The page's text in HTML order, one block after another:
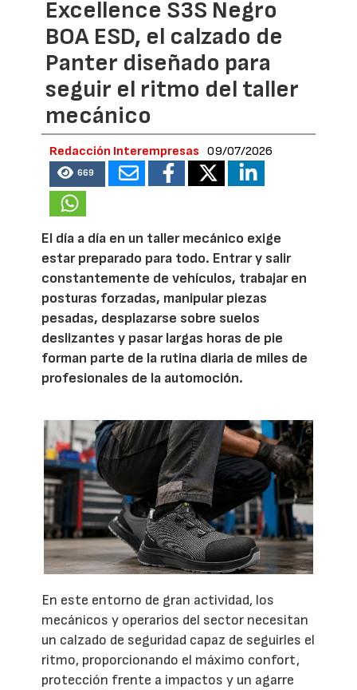
Excellence S3S Negro
BOA ESD, el calzado de
Panter diseñado para
seguir el ritmo del taller
mecánico
Redacción Interempresas 09/07/2026
669
El día a día en un taller mecánico exige
estar preparado para todo. Entrar y salir
constantemente de vehículos, trabajar en
posturas forzadas, manipular piezas
pesadas, desplazarse sobre suelos
deslizantes y pasar largas horas de pie
forman parte de la rutina diaria de miles de
profesionales de la automoción.
En este entorno de gran actividad, los
mecánicos y operarios del sector necesitan
un calzado de seguridad capaz de seguirles el
ritmo, proporcionando el máximo confort,
protección frente a impactos y un agarre